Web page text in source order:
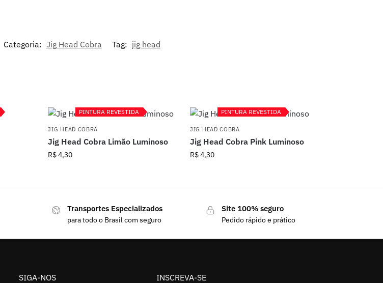
Categoria: Jig Head Cobra Tag: jig head
PINTURA REVESTIDA
PINTURA REVESTIDA
JIG HEAD COBRA
Jig Head Cobra Limão Luminoso
R$4,30
PINTURA REVESTIDA
PINTURA REVESTIDA
JIG HEAD COBRA
Jig Head Cobra Pink Luminoso
R$4,30
Transportes Especializados
para todo o Brasil com seguro
Site 100% seguro
Pedido rápido e prático
SIGA-NOS INSCREVA-SE